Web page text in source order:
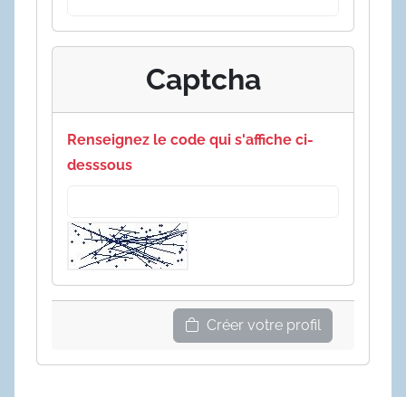
Captcha
Renseignez le code qui s'affiche ci-
desssous
Créer votre profil